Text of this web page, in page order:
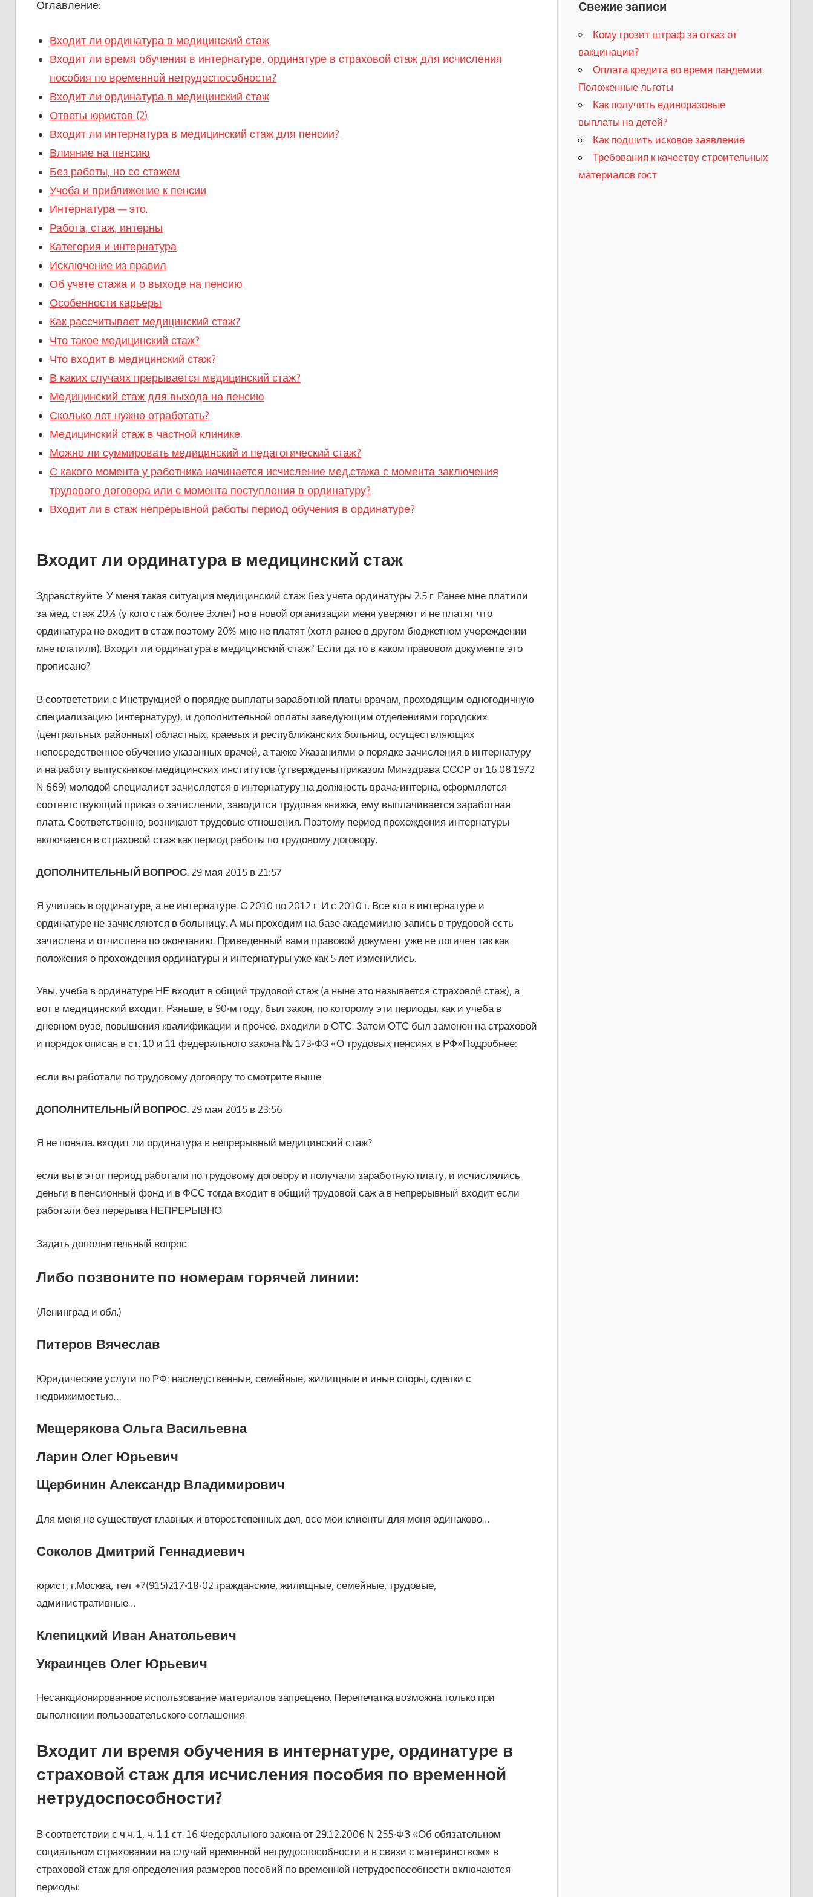
Оглавление:
Входит ли ординатура в медицинский стаж
Входит ли время обучения в интернатуре, ординатуре в страховой стаж для исчисления
пособия по временной нетрудоспособности?
Входит ли ординатура в медицинский стаж
Ответы юристов (2)
Входит ли интернатура в медицинский стаж для пенсии?
Влияние на пенсию
Без работы, но со стажем
Учеба и приближение к пенсии
Интернатура — это.
Работа, стаж, интерны
Категория и интернатура
Исключение из правил
Об учете стажа и о выходе на пенсию
Особенности карьеры
Как рассчитывает медицинский стаж?
Что такое медицинский стаж?
Что входит в медицинский стаж?
В каких случаях прерывается медицинский стаж?
Медицинский стаж для выхода на пенсию
Сколько лет нужно отработать?
Медицинский стаж в частной клинике
Можно ли суммировать медицинский и педагогический стаж?
С какого момента у работника начинается исчисление мед.стажа с момента заключения
трудового договора или с момента поступления в ординатуру?
Входит ли в стаж непрерывной работы период обучения в ординатуре?
Входит ли ординатура в медицинский стаж
Здравствуйте. У меня такая ситуация медицинский стаж без учета ординатуры 2.5 г. Ранее мне платили
за мед. стаж 20% (у кого стаж более 3хлет) но в новой организации меня уверяют и не платят что
ординатура не входит в стаж поэтому 20% мне не платят (хотя ранее в другом бюджетном учереждении
мне платили). Входит ли ординатура в медицинский стаж? Если да то в каком правовом документе это
прописано?
В соответствии с Инструкцией о порядке выплаты заработной платы врачам, проходящим одногодичную
специализацию (интернатуру), и дополнительной оплаты заведующим отделениями городских
(центральных районных) областных, краевых и республиканских больниц, осуществляющих
непосредственное обучение указанных врачей, а также Указаниями о порядке зачисления в интернатуру
и на работу выпускников медицинских институтов (утверждены приказом Минздрава СССР от 16.08.1972
N 669) молодой специалист зачисляется в интернатуру на должность врача-интерна, оформляется
соответствующий приказ о зачислении, заводится трудовая книжка, ему выплачивается заработная
плата. Соответственно, возникают трудовые отношения. Поэтому период прохождения интернатуры
включается в страховой стаж как период работы по трудовому договору.
ДОПОЛНИТЕЛЬНЫЙ ВОПРОС.29 мая 2015 в 21:57
Я училась в ординатуре, а не интернатуре. С 2010 по 2012 г. И с 2010 г. Все кто в интернатуре и
ординатуре не зачисляются в больницу. А мы проходим на базе академии.но запись в трудовой есть
зачислена и отчислена по окончанию. Приведенный вами правовой документ уже не логичен так как
положения о прохождения ординатуры и интернатуры уже как 5 лет изменились.
Увы, учеба в ординатуре НЕ входит в общий трудовой стаж (а ныне это называется страховой стаж), а
вот в медицинский входит. Раньше, в 90-м году, был закон, по которому эти периоды, как и учеба в
дневном вузе, повышения квалификации и прочее, входили в ОТС. Затем ОТС был заменен на страховой
и порядок описан в ст. 10 и 11 федерального закона № 173-ФЗ «О трудовых пенсиях в РФ»Подробнее:
если вы работали по трудовому договору то смотрите выше
ДОПОЛНИТЕЛЬНЫЙ ВОПРОС.29 мая 2015 в 23:56
Я не поняла. входит ли ординатура в непрерывный медицинский стаж?
если вы в этот период работали по трудовому договору и получали заработную плату, и исчислялись
деньги в пенсионный фонд и в ФСС тогда входит в общий трудовой саж а в непрерывный входит если
работали без перерыва НЕПРЕРЫВНО
Задать дополнительный вопрос
Либо позвоните по номерам горячей линии:
(Ленинград и обл.)
Питеров Вячеслав
Юридические услуги по РФ: наследственные, семейные, жилищные и иные споры, сделки с
недвижимостью…
Мещерякова Ольга Васильевна
Ларин Олег Юрьевич
Щербинин Александр Владимирович
Для меня не существует главных и второстепенных дел, все мои клиенты для меня одинаково…
Соколов Дмитрий Геннадиевич
юрист, г.Москва, тел. +7(915)217-18-02 гражданские, жилищные, семейные, трудовые,
административные…
Клепицкий Иван Анатольевич
Украинцев Олег Юрьевич
Несанкционированное использование материалов запрещено. Перепечатка возможна только при
выполнении пользовательского соглашения.
Входит ли время обучения в интернатуре, ординатуре в
страховой стаж для исчисления пособия по временной
нетрудоспособности?
В соответствии с ч.ч. 1, ч. 1.1 ст. 16 Федерального закона от 29.12.2006 N 255-ФЗ «Об обязательном
социальном страховании на случай временной нетрудоспособности и в связи с материнством» в
страховой стаж для определения размеров пособий по временной нетрудоспособности включаются
периоды:
Свежие записи
Кому грозит штраф за отказ от
вакцинации?
​Оплата кредита во время пандемии.
Положенные льготы
​Как получить единоразовые
выплаты на детей?
Как подшить исковое заявление
Требования к качеству строительных
материалов гост